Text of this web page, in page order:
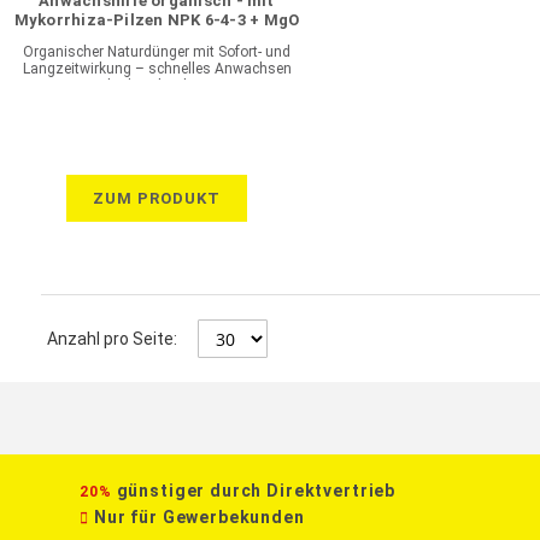
Mykorrhiza-Pilzen NPK 6-4-3 + MgO
Organischer Naturdünger mit Sofort- und
Langzeitwirkung – schnelles Anwachsen
ZUM PRODUKT
Anzahl pro Seite:
20% günstiger durch Direktvertrieb
Nur für Gewerbekunden